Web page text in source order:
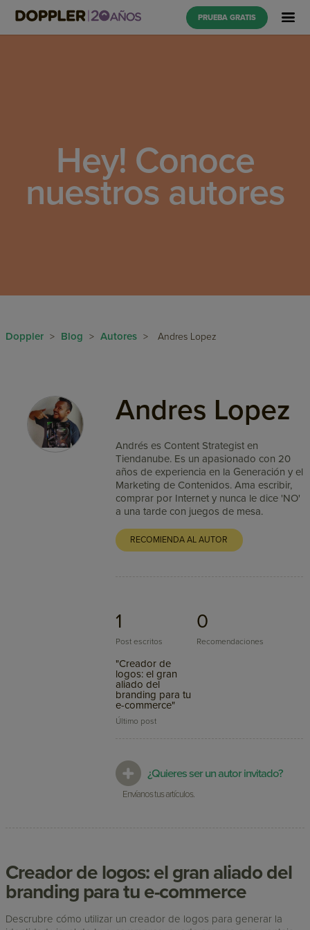
PRUEBA GRATIS
Hey! Conoce
nuestros autores
Doppler > Blog > Autores > Andres Lopez
Andres Lopez
Andrés es Content Strategist en
Tiendanube. Es un apasionado con 20
años de experiencia en la Generación y el
Marketing de Contenidos. Ama escribir,
comprar por Internet y nunca le dice 'NO'
a una tarde con juegos de mesa.
RECOMIENDA AL AUTOR
1
Post escritos
0
Recomendaciones
"Creador de
logos: el gran
aliado del
branding para tu
e-commerce"
Último post
¿Quieres ser un autor invitado?
Envíanos tus artículos.
Creador de logos: el gran aliado del
branding para tu e-commerce
Descrubre cómo utilizar un creador de logos para generar la